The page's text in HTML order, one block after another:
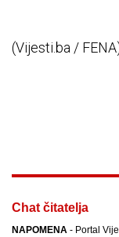
(Vijesti.ba /
Chat čitatelja
NAPOMENA - Portal